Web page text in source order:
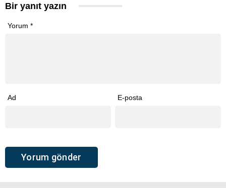
Bir yanıt yazın
Yorum *
Ad E-posta